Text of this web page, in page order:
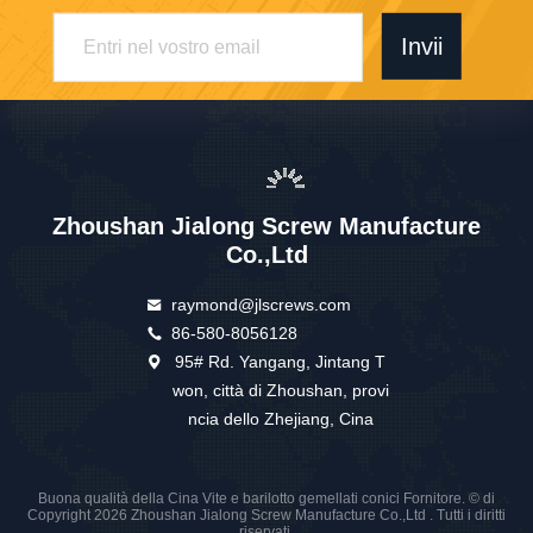
Invii
Zhoushan Jialong Screw Manufacture
Co.,Ltd
raymond@jlscrews.com
86-580-8056128
95# Rd. Yangang, Jintang T
won, città di Zhoushan, provi
ncia dello Zhejiang, Cina
Buona qualità della Cina Vite e barilotto gemellati conici Fornitore. © di
Copyright 2026 Zhoushan Jialong Screw Manufacture Co.,Ltd . Tutti i diritti